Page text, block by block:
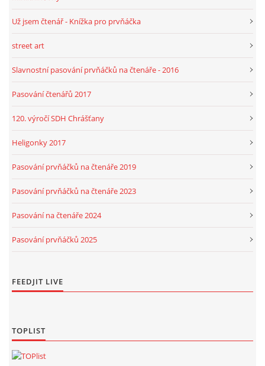
© 2026 eStránky.cz | RSS|WebSlice Aktualizováno: 1. 8. 2026
Už jsem čtenář - Knížka pro prvňáčka
street art
Slavnostní pasování prvňáčků na čtenáře - 2016
Pasování čtenářů 2017
120. výročí SDH Chrášťany
Heligonky 2017
Pasování prvňáčků na čtenáře 2019
Pasování prvňáčků na čtenáře 2023
Pasování na čtenáře 2024
Pasování prvňáčků 2025
FEEDJIT LIVE
TOPLIST